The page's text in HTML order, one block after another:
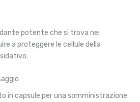
potente che si trova nei
a proteggere le cellule della
in capsule per una somministrazione